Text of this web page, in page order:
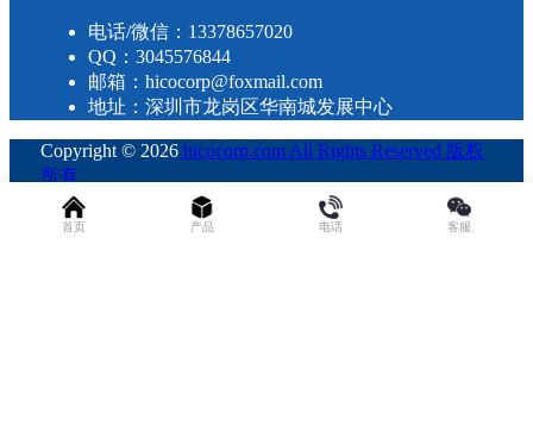
电话/微信：13378657020
QQ：3045576844
邮箱：hicocorp@foxmail.com
地址：深圳市龙岗区华南城发展中心
Copyright © 2026hicocorp.com All Rights Reserved 版权
所有
粤ICP备2023109800号
查询 28 次，耗时 0.2956 秒
首页 产品 电话 客服